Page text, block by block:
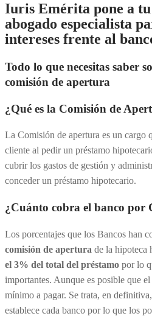
Iuris Emérita pone a
abogado especialista
intereses frente al
Todo lo que necesitas saber
comisión de apertura
¿Qué es la Comisión de
La Comisión de apertura es un cargo
cliente al pedir un préstamo
cubrir los gastos de gestión y
conceder un préstamo hipotecario.
¿Cuánto cobra el banco por
Los porcentajes que los Bancos han
comisión de apertura de la hipoteca
el 3% del total del préstamo por lo
importantes. Aunque es posible que
mínimo a pagar. Se trata, en
establece cada banco por lo que los